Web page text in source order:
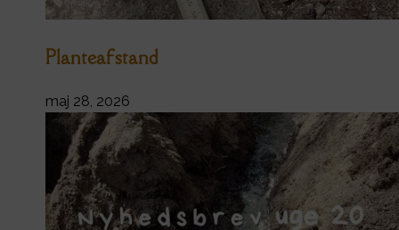
Planteafstand
maj 28, 2026